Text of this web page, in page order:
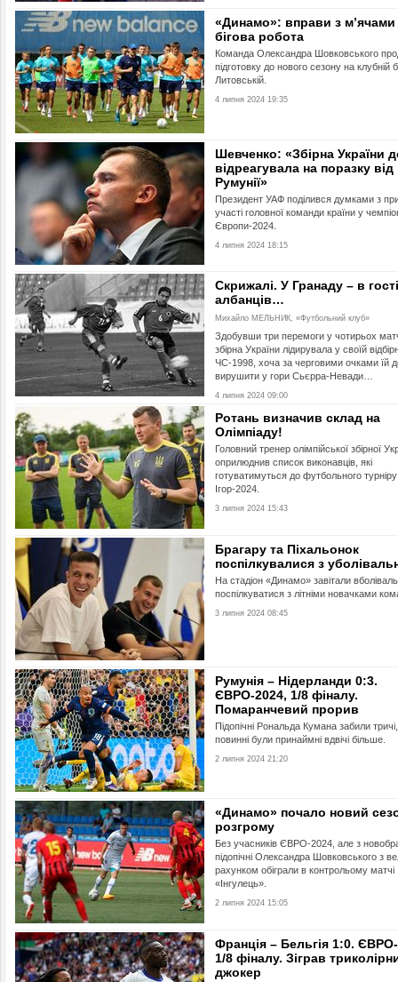
«Динамо»: вправи з м’ячами
бігова робота
Команда Олександра Шовковського
підготовку до нового сезону на клубній
Литовській.
4 липня 2024 19:35
Шевченко: «Збірна України
відреагувала на поразку від
Румунії»
Президент УАФ поділився думками з
участі головної команди країни у
Європи-2024.
4 липня 2024 18:15
Скрижалі. У Гранаду – в
албанців…
Михайло МЕЛЬНИК, «Футбольний клуб»
Здобувши три перемоги у чотирьох
збірна України лідирувала у своїй
ЧС-1998, хоча за черговими очками їй
вирушити у гори Сьєрра-Невади…
4 липня 2024 09:00
Ротань визначив склад на
Олімпіаду!
Головний тренер олімпійської збірної
оприлюднив список виконавців, які
готуватимуться до футбольного турніру
Ігор-2024.
3 липня 2024 15:43
Брагару та Піхальонок
поспілкувалися з
На стадіон «Динамо» завітали
поспілкуватися з літніми новачками
3 липня 2024 08:45
Румунія – Нідерланди 0:3.
ЄВРО-2024, 1/8 фіналу.
Помаранчевий прорив
Підопічні Рональда Кумана забили
повинні були принаймні вдвічі більше.
2 липня 2024 21:20
«Динамо» почало новий
розгрому
Без учасників ЄВРО-2024, але з
підопічні Олександра Шовковського з
рахунком обіграли в контрольому матчі
«Інгулець».
2 липня 2024 15:05
Франція – Бельгія 1:0.
1/8 фіналу. Зіграв
джокер